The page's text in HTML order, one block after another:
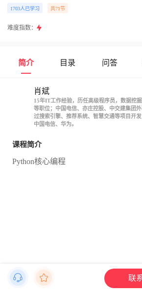
1703人已学习 共71节
难度指数：
简介 目录 问答
肖斌
15年IT工作经验，历任高级程序员，数据挖
等职位；中国电信、亦庄控股、中交建集团
过搜索引擎、推荐系统、智慧交通等项目开发
中国电信、华为。
课程简介
Python核心编程
联